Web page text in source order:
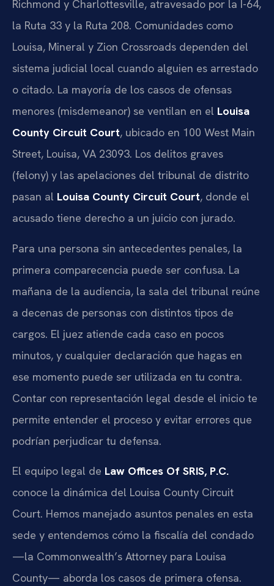
Richmond y Charlottesville, atravesado por la I-64,
la Ruta 33 y la Ruta 208. Comunidades como
Louisa, Mineral y Zion Crossroads dependen del
sistema judicial local cuando alguien es arrestado
o citado. La mayoría de los casos de ofensas
menores (misdemeanor) se ventilan en el Louisa
County Circuit Court, ubicado en 100 West Main
Street, Louisa, VA 23093. Los delitos graves
(felony) y las apelaciones del tribunal de distrito
pasan al Louisa County Circuit Court, donde el
acusado tiene derecho a un juicio con jurado.
Para una persona sin antecedentes penales, la
primera comparecencia puede ser confusa. La
mañana de la audiencia, la sala del tribunal reúne
a decenas de personas con distintos tipos de
cargos. El juez atiende cada caso en pocos
minutos, y cualquier declaración que hagas en
ese momento puede ser utilizada en tu contra.
Contar con representación legal desde el inicio te
permite entender el proceso y evitar errores que
podrían perjudicar tu defensa.
El equipo legal de Law Offices Of SRIS, P.C.
conoce la dinámica del Louisa County Circuit
Court. Hemos manejado asuntos penales en esta
sede y entendemos cómo la fiscalía del condado
—la Commonwealth’s Attorney para Louisa
County— aborda los casos de primera ofensa.